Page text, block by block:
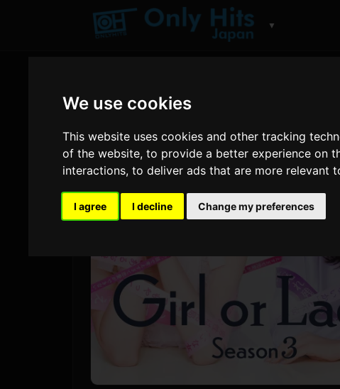
We use cookies
This website uses cookies and other tracking
of the website,to provide a better experience on
interactions,to deliver ads that are more relevant
I agree I decline Change my preferences
▼